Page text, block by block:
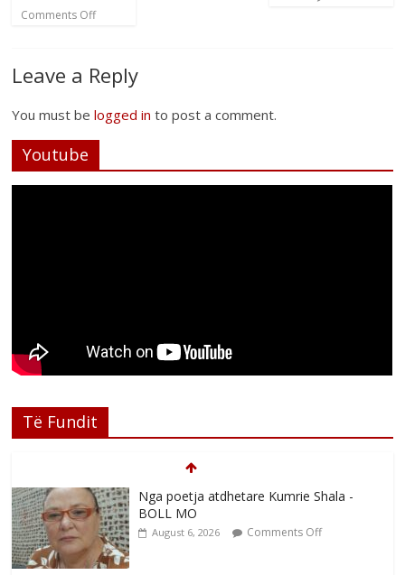
Comments Off
Leave a Reply
You must belogged in to post a comment.
Youtube
Të Fundit
Nga poetja atdhetare Kumrie Shala -
BOLL MO
August 6, 2026 Comments Off